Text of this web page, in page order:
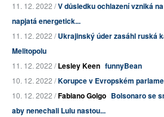
11. 12. 2022 /V důsledku ochlazení vzniká
napjatá energetick...
11. 12. 2022 /Ukrajinský úder zasáhl ruská
Melitopolu
11. 12. 2022 /Lesley Keen funnyBean
10. 12. 2022 /Korupce v Evropském
10. 12. 2022 /Fabiano Golgo Bolsonaro se
aby nenechali Lulu nastou...